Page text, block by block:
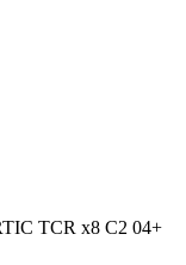
TCR x8 C2 04+